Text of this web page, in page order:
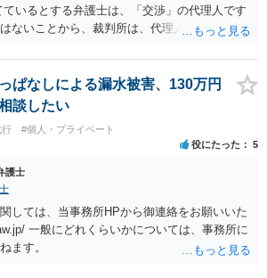
ているとする弁護士は、「交渉」の代理人です
ないことから、裁判所は、代理人宛ての訴状
被告）の住所で訴状を作成提出し、裁判所に
を知らせると（訴状の記載内容から明らかな
代理人弁護士に事前連絡し、引き続き訴訟も
で、受任の意志が明らかになったところで、
はなく、代理人に訴状の受領を促すこともあ
りでしか証拠がないと、実際の本人性が明ら
ろん弁護士（２０万円の請求で代理人弁護士
のですが）も住所は明らかにしないでしょ
（振込先などの情報）から、相手の住所等の
かないように思えます。 以上、ご参考まで。
ぱなしによる漏水被害、130万円
談したい
行 #個人・プライベート
役にたった 5
護士
しては、当事務所HPから御連絡をお願いいた
一般にどれくらいかについては、事務所に
ます。